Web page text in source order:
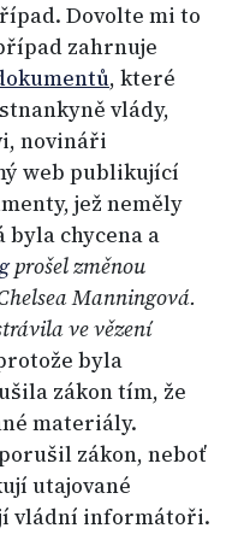
Dovolte mi to
zahrnuje
, které
vlády,
novináři
web publikující
jež neměly
byla chycena a
prošel změnou
Manningová.
ve vězení
byla
zákon tím, že
materiály.
zákon, neboť
utajované
vládní informátoři.